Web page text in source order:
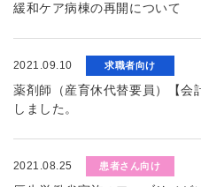
緩和ケア病棟の再開について
2021.09.10 求職者向け
薬剤師（産育休代替要員）【
しました。
2021.08.25 患者さん向け